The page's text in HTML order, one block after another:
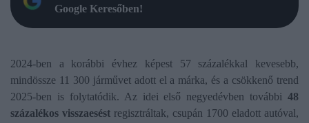
Google Keresőben!
2024-ben a korábbi évhez képest 57 százalékkal kevesebb,
mindössze 11 300 járművet adott el a márka, és a csökkenő trend
2025-ben is folytatódik. Az idei első negyedévben további 48
százalékos visszaesést regisztráltak, csupán 1700 eladott autóval,